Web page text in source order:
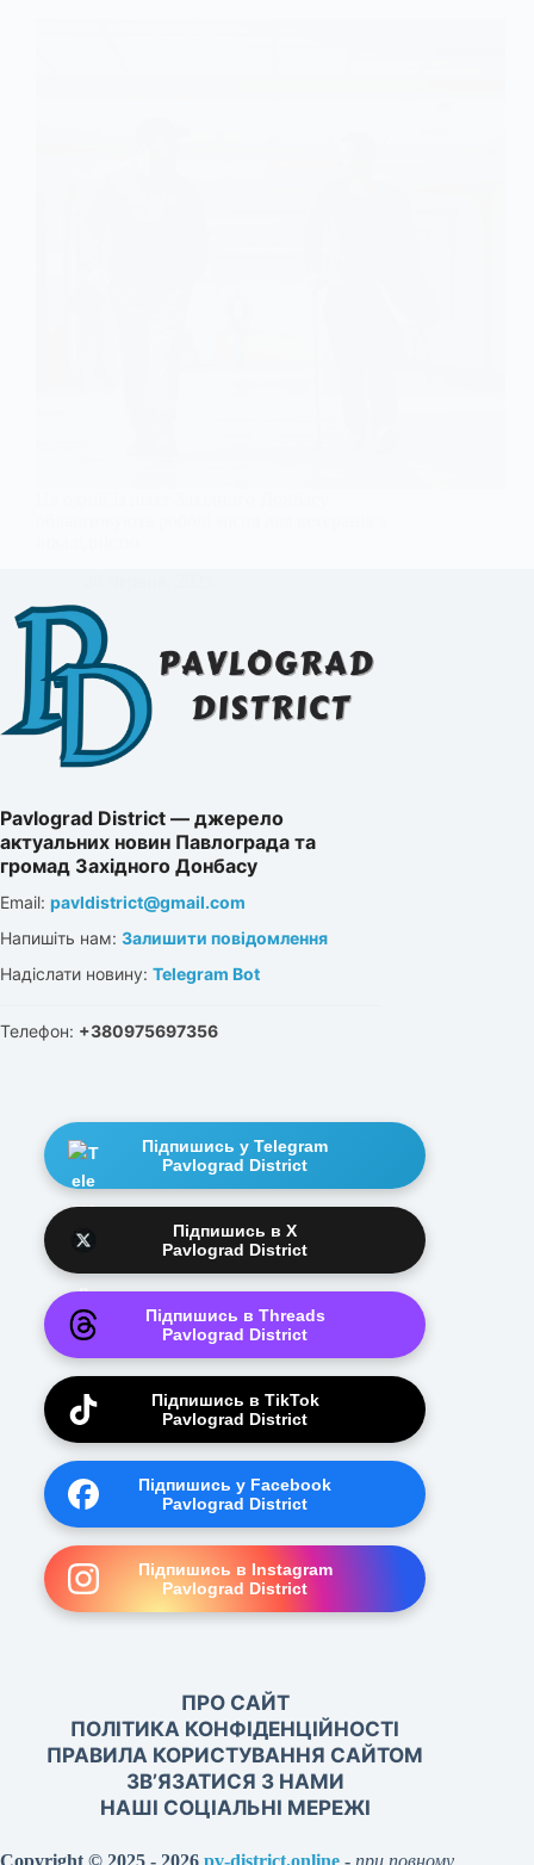
Pavlograd District — джерело
актуальних новин Павлограда та
громад Західного Донбасу
Email: pavldistrict@gmail.com
Напишіть нам: Залишити повідомлення
Надіслати новину: Telegram Bot
Телефон: +380975697356
Підпишись у Telegram
Pavlograd District
Підпишись в X
Pavlograd District
Підпишись в Threads
Pavlograd District
Підпишись в TikTok
Pavlograd District
Підпишись у Facebook
Pavlograd District
Підпишись в Instagram
Pavlograd District
ПРО САЙТ
ПОЛІТИКА КОНФІДЕНЦІЙНОСТІ
ПРАВИЛА КОРИСТУВАННЯ САЙТОМ
ЗВ’ЯЗАТИСЯ З НАМИ
НАШІ СОЦІАЛЬНІ МЕРЕЖІ
Copyright © 2025 - 2026 pv-district.online - при повному